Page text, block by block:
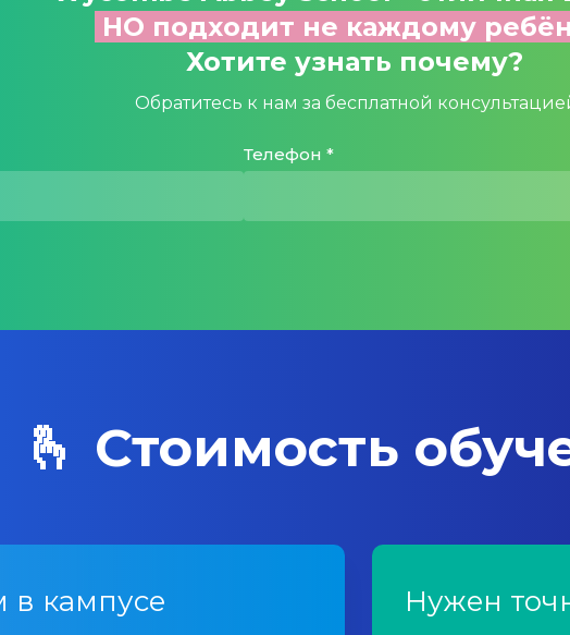
НО подходит не каждому
Хотите узнать почему?
Обратитесь к нам за бесплатной
Телефон *
🫰 Стоимость
кампусе Нужен